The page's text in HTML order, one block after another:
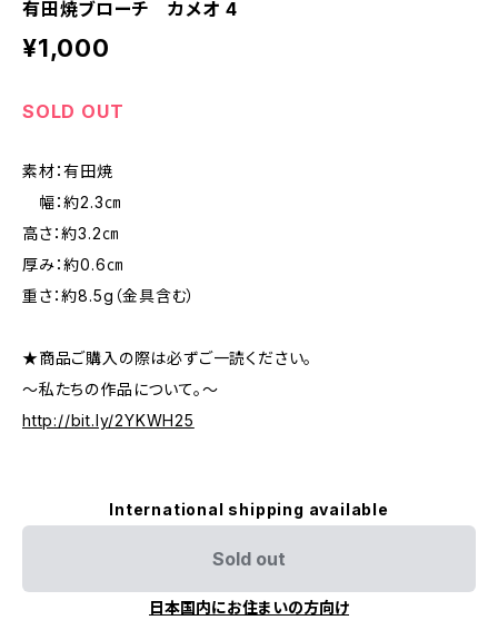
有田焼ブローチ カメオ 4
¥1,000
SOLD OUT
素材：有田焼
幅：約2.3㎝
高さ：約3.2㎝
厚み：約0.6㎝
重さ：約8.5g（金具含む）
★商品ご購入の際は必ずご一読ください。
～私たちの作品について。～
http://bit.ly/2YKWH25
International shipping available
Sold out
日本国内にお住まいの方向け